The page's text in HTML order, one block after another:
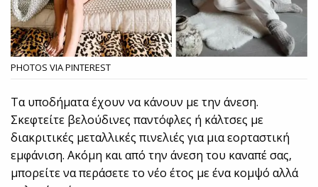
PHOTOS VIA PINTEREST
Τα υποδήματα έχουν να κάνουν με την άνεση.
Σκεφτείτε βελούδινες παντόφλες ή κάλτσες με
διακριτικές μεταλλικές πινελιές για μια εορταστική
εμφάνιση. Ακόμη και από την άνεση του καναπέ σας,
μπορείτε να περάσετε το νέο έτος με ένα κομψό αλλά